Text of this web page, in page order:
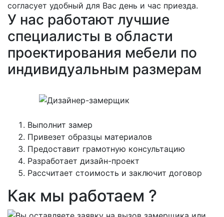
согласует удобный для Вас день и час приезда.
У нас работают лучшие
специалисты в области
проектирования мебели по
индивидуальным размерам
Выполнит замер
Привезет образцы материалов
Предоставит грамотную консультацию
Разработает дизайн-проект
Рассчитает стоимость и заключит договор
Как мы работаем ?